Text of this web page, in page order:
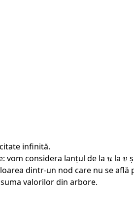
infinită.
vom considera lanțul de lau
u lav
v
dintr-un nod care nu se află
valorilor din arbore.